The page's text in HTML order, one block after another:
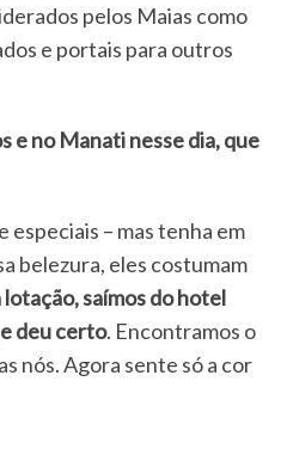
pelos Maias como
e portais para outros
e no Manati nesse dia, que
– mas tenha em
belezura, eles costumam
saímos do hotel
deu certo. Encontramos o
nós. Agora sente só a cor